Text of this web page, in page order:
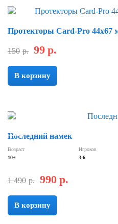
Скидка
Протекторы Card-Pro 44x67
150 р. 99 р.
В корзину
Новинка
Скидка
Последний намек
Возраст
10+
Игроков
3-6
1 490 р. 990 р.
В корзину